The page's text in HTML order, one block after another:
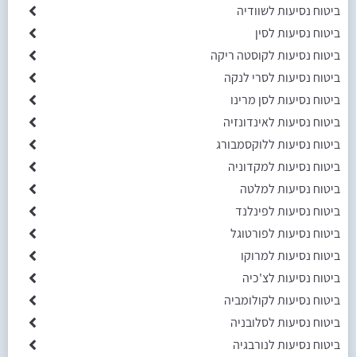
ביטוח נסיעות לשוודיה
ביטוח נסיעות לסין
ביטוח נסיעות לקוסטה ריקה
ביטוח נסיעות לסרי לנקה
ביטוח נסיעות לסן מרינו
ביטוח נסיעות לאינדונזיה
ביטוח נסיעות ללוקסמבורג
ביטוח נסיעות למקדוניה
ביטוח נסיעות למלטה
ביטוח נסיעות לפינלנד
ביטוח נסיעות לפורטוגל
ביטוח נסיעות למרוקו
ביטוח נסיעות לצ'כיה
ביטוח נסיעות לקולומביה
ביטוח נסיעות לסלובניה
ביטוח נסיעות לנורבגיה